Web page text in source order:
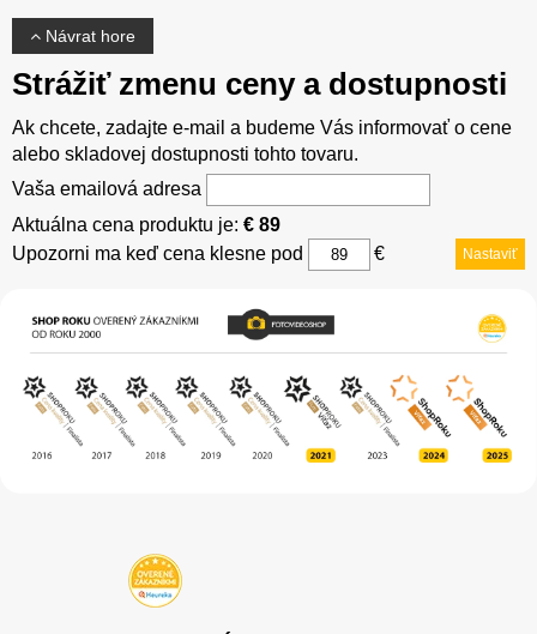
Návrat hore
Strážiť zmenu ceny a dostupnosti
Ak chcete, zadajte e-mail a budeme Vás informovať o cene
alebo skladovej dostupnosti tohto tovaru.
Vaša emailová adresa
Aktuálna cena produktu je: € 89
Upozorni ma keď cena klesne pod
€ Nastaviť